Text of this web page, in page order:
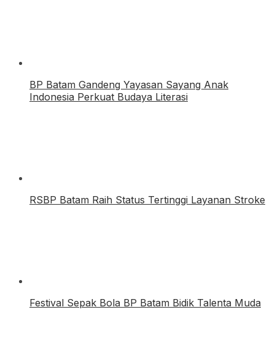
BP Batam Gandeng Yayasan Sayang Anak
Indonesia Perkuat Budaya Literasi
RSBP Batam Raih Status Tertinggi Layanan Stroke
Festival Sepak Bola BP Batam Bidik Talenta Muda